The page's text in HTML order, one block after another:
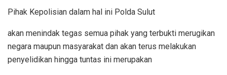
Pihak Kepolisian dalam hal ini Polda Sulut
akan menindak tegas semua pihak yang terbukti merugikan
negara maupun masyarakat dan akan terus melakukan
penyelidikan hingga tuntas ini merupakan